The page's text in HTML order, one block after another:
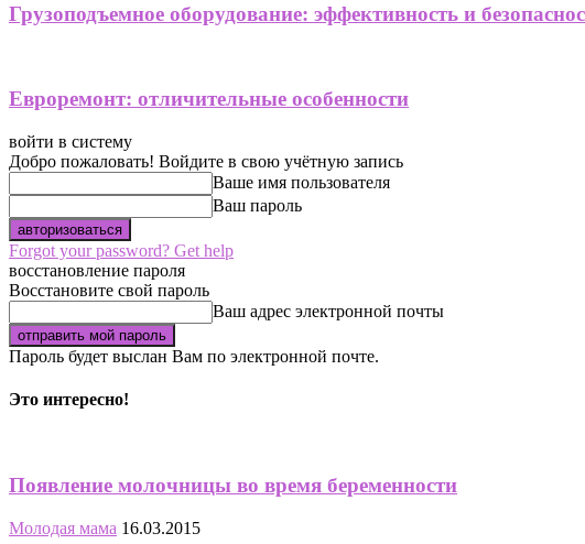
Грузоподъемное оборудование: эффективность и
Евроремонт: отличительные особенности
войти в систему
Добро пожаловать! Войдите в свою учётную запись
Ваше имя пользователя
Ваш пароль
Forgot your password? Get help
восстановление пароля
Восстановите свой пароль
Ваш адрес электронной почты
Пароль будет выслан Вам по электронной почте.
Это интересно!
Появление молочницы во время беременности
Молодая мама 16.03.2015